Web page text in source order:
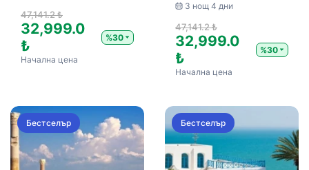
47,141.2 ₺
32,999.0
₺
%30
Начална цена
3 нощ 4 дни
47,141.2 ₺
32,999.0
₺
%30
Начална цена
Бестселър Бестселър